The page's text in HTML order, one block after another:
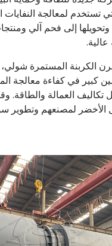
تستخدم لمعالجة النفايات
إلى فحم آلي
الكربنة المستمرة
كبير في كفاءة معالجة
تكاليف العمالة والطاقة.
الأخضر لمصنعهم وتطوير